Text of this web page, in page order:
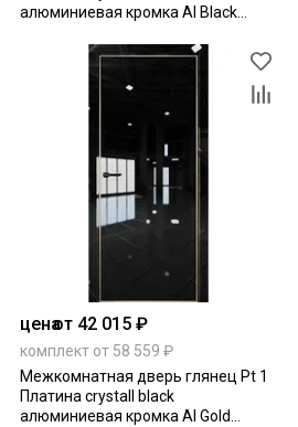
алюминиевая кромка Al Black
ценаот 42 015 ₽
комплект от 58 559 ₽
Межкомнатная дверь глянец Pt 1
Платина crystall black
алюминиевая кромка Al Gold